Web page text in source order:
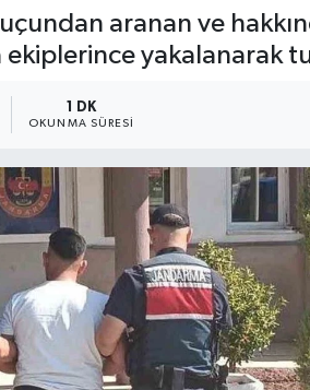
aranan ve
yakalanarak
1 DK
OKUNMA SÜRESI